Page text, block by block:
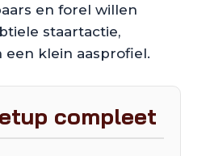
en forel willen
staartactie,
klein aasprofiel.
compleet